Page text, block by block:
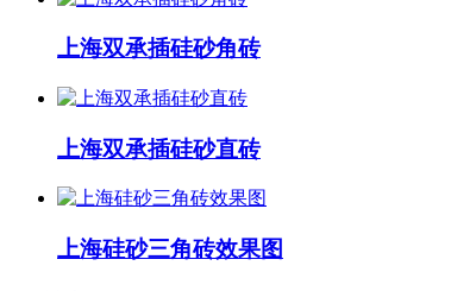
上海双承插硅砂角砖
上海双承插硅砂直砖
上海硅砂三角砖效果图